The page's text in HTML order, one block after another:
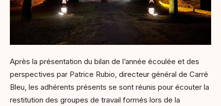
Après la présentation du bilan de l’année écoulée et des
perspectives par Patrice Rubio, directeur général de Carré
Bleu, les adhérents présents se sont réunis pour écouter la
restitution des groupes de travail formés lors de la